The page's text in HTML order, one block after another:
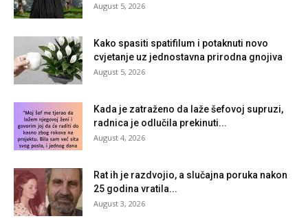
August 5, 2026
Kako spasiti spatifilum i potaknuti novo
cvjetanje uz jednostavna prirodna gnojiva
August 5, 2026
Kada je zatraženo da laže šefovoj supruzi,
radnica je odlučila prekinuti...
August 4, 2026
Rat ih je razdvojio, a slučajna poruka nakon
25 godina vratila...
August 3, 2026